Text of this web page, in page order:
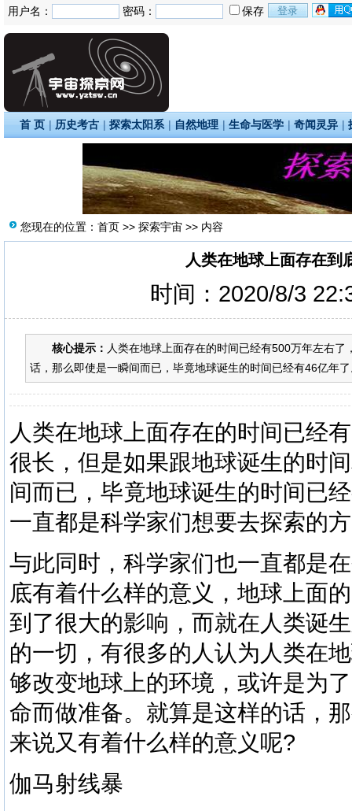
用户名： 密码： 保存
首 页 | 历史考古 | 探索太阳系 | 自然地理 | 生命与医学 | 奇闻灵异 |
您现在的位置： 首页 >> 探索宇宙 >> 内容
人类在地球上面存在到
时间：2020/8/3
核心提示： 人类在地球上面存在的时间已经有500万年左右
话，那么即使是一瞬间而已，毕竟地球诞生的时间已经有46亿年
人类在地球上面存在的时间已经
很长，但是如果跟地球诞生的时
间而已，毕竟地球诞生的时间已
一直都是科学家们想要去探索的
与此同时，科学家们也一直都是
底有着什么样的意义，地球上面
到了很大的影响，而就在人类诞
的一切，有很多的人认为人类在
够改变地球上的环境，或许是为
命而做准备。就算是这样的话，
来说又有着什么样的意义呢?
伽马射线暴